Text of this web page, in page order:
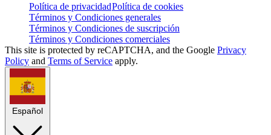
Política de privacidadPolítica de cookies
Términos y Condiciones generales
Términos y Condiciones de suscripción
Términos y Condiciones comerciales
This site is protected by reCAPTCHA, and the Google Privacy
Policy and Terms of Service apply.
Español